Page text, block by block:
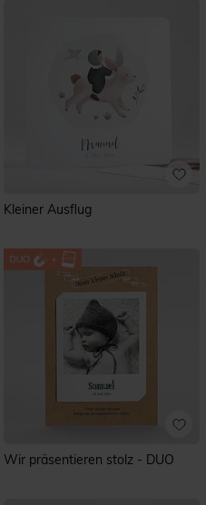
Kleiner Ausflug
Wir präsentieren stolz - DUO